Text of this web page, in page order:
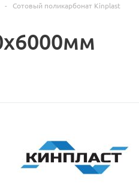
-
Сотовый поликарбонат Kinplast